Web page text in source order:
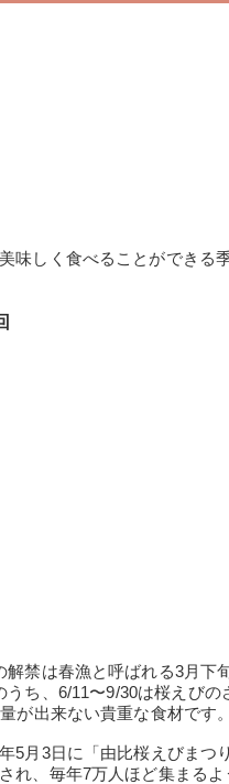
味しく食べることができる
禁は春漁と呼ばれる3月下
ち、6/11〜9/30は桜えび
が出来ない貴重な食材です。
5月3日に「由比桜えびまつ
れ、毎年7万人ほど集まる